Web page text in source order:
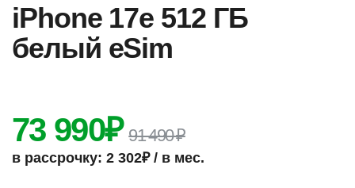
iPhone 17e 512 ГБ
белый eSim
73 990₽ 91 490 ₽
в рассрочку: 2 302₽ / в мес.